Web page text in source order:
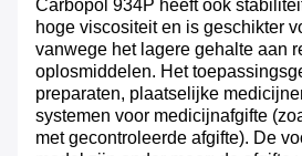
Carbopol 934P heeft ook
hoge viscositeit en is geschikter
vanwege het lagere gehalte aan
oplosmiddelen. Het
preparaten, plaatselijke
systemen voor medicijnafgifte
met gecontroleerde afgifte). De